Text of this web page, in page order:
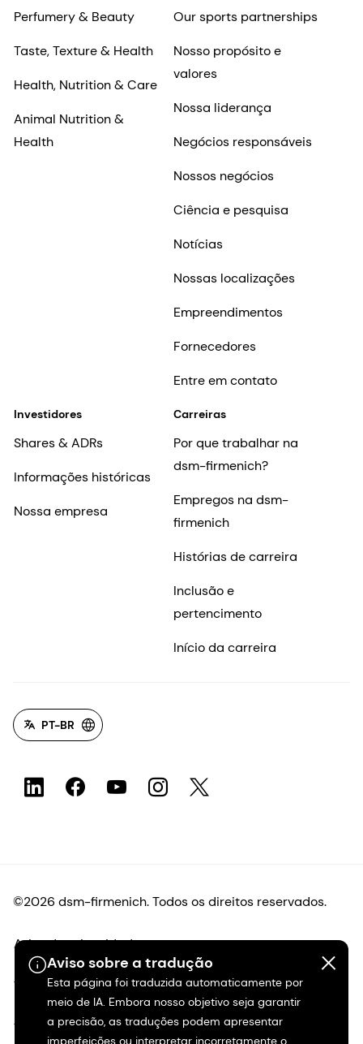
Aviso sobre a tradução
Esta página foi traduzida automaticamente por
meio de IA. Embora nosso objetivo seja garantir
a precisão, as traduções podem apresentar
imperfeições ou interpretar incorretamente o
Perfumery & Beauty
Taste, Texture & Health
Health, Nutrition & Care
Animal Nutrition &
Health
Our sports partnerships
Nosso propósito e
valores
Nossa liderança
Negócios responsáveis
Nossos negócios
Ciência e pesquisa
Notícias
Nossas localizações
Empreendimentos
Fornecedores
Entre em contato
Investidores
Shares & ADRs
Informações históricas
Nossa empresa
Carreiras
Por que trabalhar na
dsm-firmenich?
Empregos na dsm-
firmenich
Histórias de carreira
Inclusão e
pertencimento
Início da carreira
PT-BR
©2026 dsm-firmenich. Todos os direitos reservados.
Aviso de privacidade
Termos de uso
Termos e condições